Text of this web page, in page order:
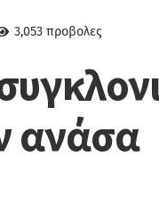
3,053 προβολες
ανάσα